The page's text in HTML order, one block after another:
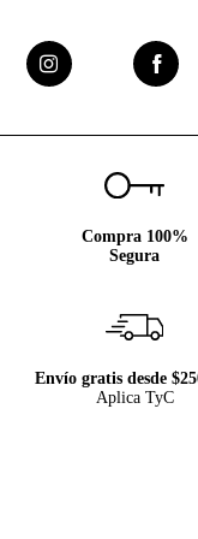
inigualable.
todos los tipos de
que tengas un estilo
casa la nueva ropa
¡Descubre todas las
Compra 100%
Segura
Envío gratis desde
Aplica TyC